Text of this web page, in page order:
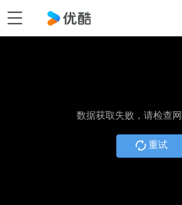
数据获取失败，请检查
重试